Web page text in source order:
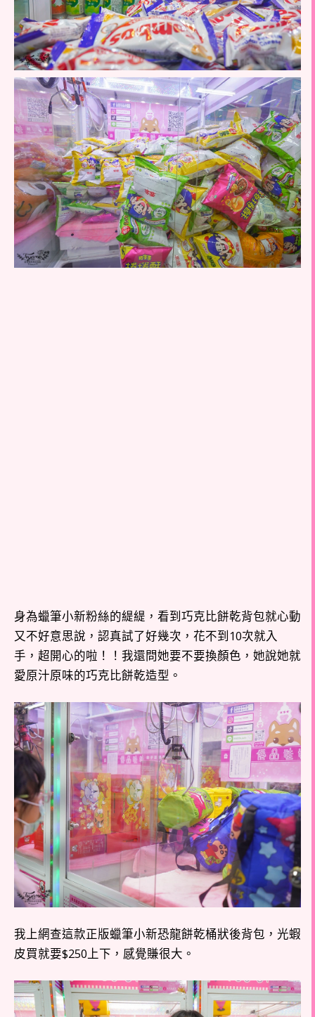
身為蠟筆小新粉絲的緹緹，看到巧克比餅乾背包就心動
又不好意思說，認真試了好幾次，花不到10次就入
手，超開心的啦！！我還問她要不要換顏色，她說她就
愛原汁原味的巧克比餅乾造型。
我上網查這款正版蠟筆小新恐龍餅乾桶狀後背包，光蝦
皮買就要$250上下，感覺賺很大。